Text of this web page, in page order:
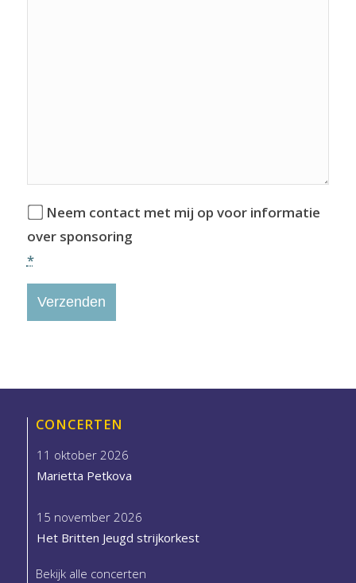
Neem contact met mij op voor informatie
over sponsoring
*
CONCERTEN
11 oktober 2026
Marietta Petkova
15 november 2026
Het Britten Jeugd strijkorkest
Bekijk alle concerten